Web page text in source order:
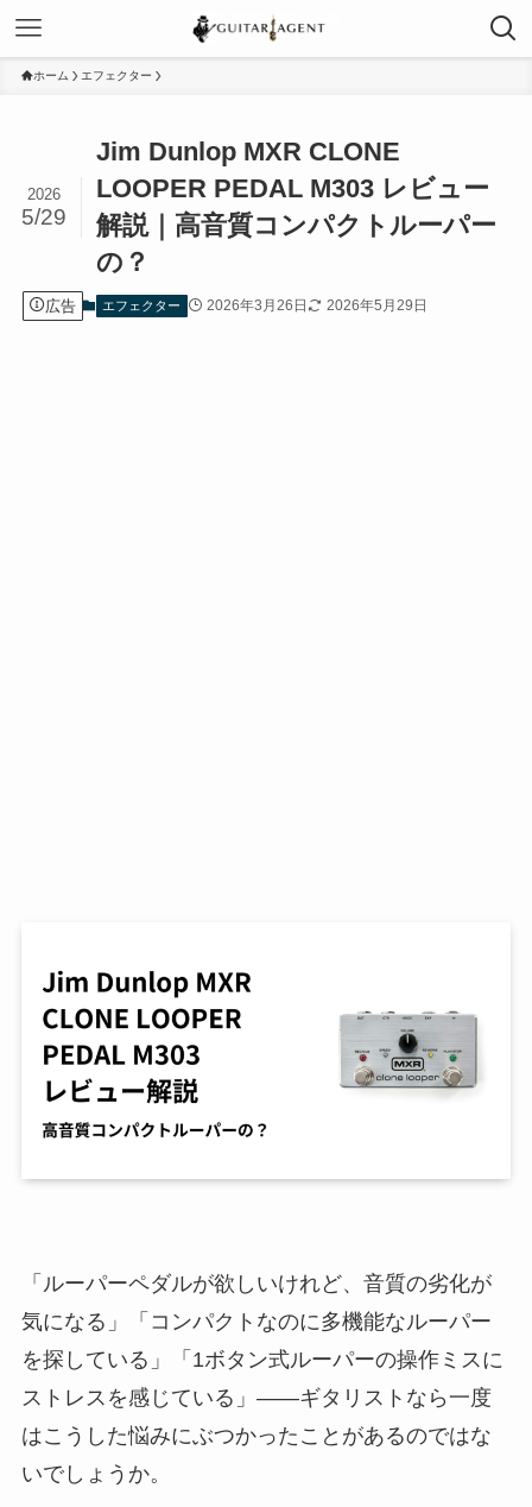
ホーム エフェクター
Jim Dunlop MXR CLONE
LOOPER PEDAL M303 レビュー
解説｜高音質コンパクトルーパー
の？
2026
5/29
広告 エフェクター 2026年3月26日 2026年5月29日
「ルーパーペダルが欲しいけれど、音質の劣化が
気になる」「コンパクトなのに多機能なルーパー
を探している」「1ボタン式ルーパーの操作ミスに
ストレスを感じている」——ギタリストなら一度
はこうした悩みにぶつかったことがあるのではな
いでしょうか。